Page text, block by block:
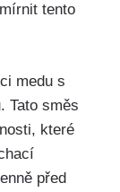
tento‍
medu s
Tato směs
které⁣
⁣před